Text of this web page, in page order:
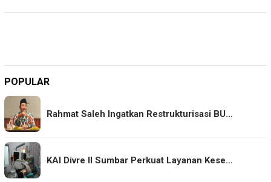
POPULAR
Rahmat Saleh Ingatkan Restrukturisasi BU…
KAI Divre II Sumbar Perkuat Layanan Kese…